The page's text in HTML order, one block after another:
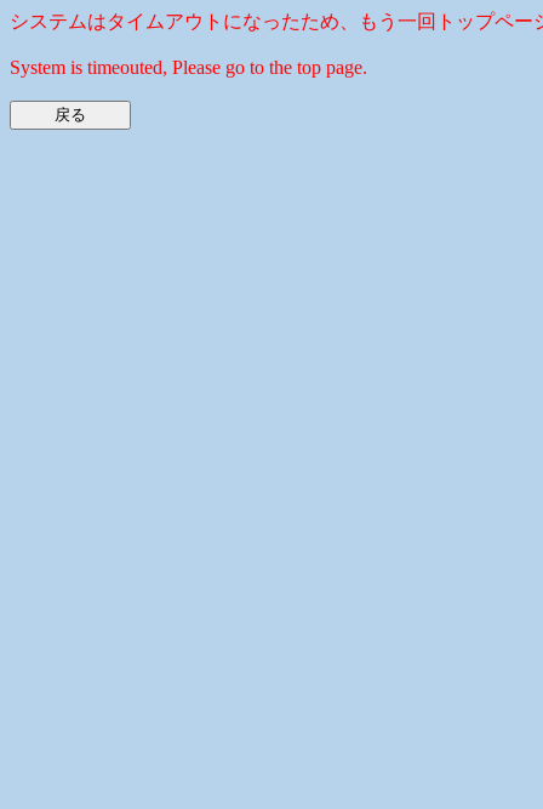
システムはタイムアウトになったため、もう一回トップペー
System is timeouted, Please go to the top page.